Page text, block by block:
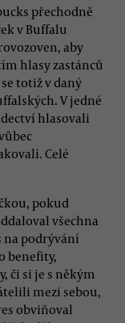
přechodně
v Buffalu
aby
hlasy zastánců
totiž v daný
V jedné
hlasovali
Celé
pokud
všechna
na podrývání
benefity,
či si je s někým
mezi sebou,
obviňoval